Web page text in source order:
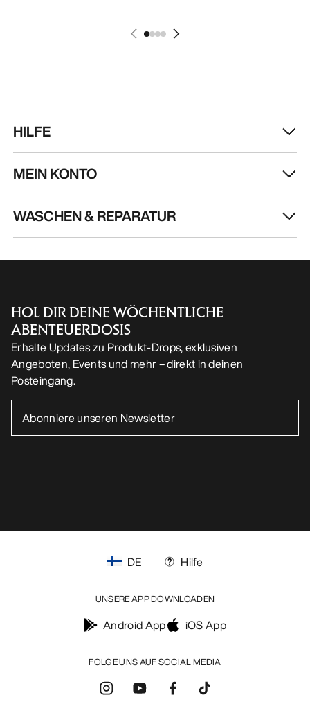
HILFE
MEIN KONTO
WASCHEN & REPARATUR
HOL DIR DEINE WÖCHENTLICHE
ABENTEUERDOSIS
Erhalte Updates zu Produkt-Drops, exklusiven
Angeboten, Events und mehr – direkt in deinen
Posteingang.
FOLGE UNS AUF SOCIAL MEDIA
DE Hilfe
UNSERE APP DOWNLOADEN
Android App iOS App